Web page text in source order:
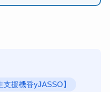
支援機香yJASSO】